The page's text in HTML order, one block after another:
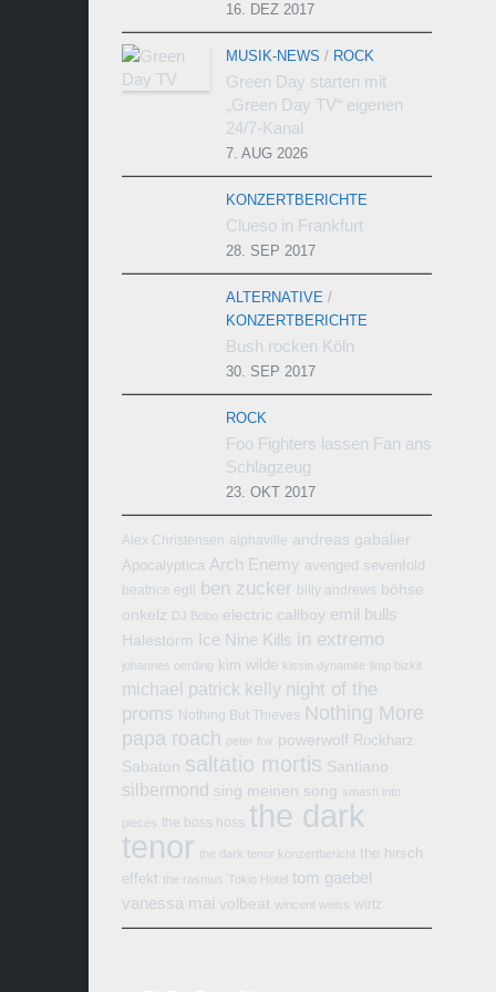
16. DEZ 2017
MUSIK-NEWS / ROCK
Green Day starten mit
„Green Day TV“ eigenen
24/7-Kanal
7. AUG 2026
KONZERTBERICHTE
Clueso in Frankfurt
28. SEP 2017
ALTERNATIVE /
KONZERTBERICHTE
Bush rocken Köln
30. SEP 2017
ROCK
Foo Fighters lassen Fan ans
Schlagzeug
23. OKT 2017
Alex Christensen alphaville andreas gabalier
Apocalyptica Arch Enemy avenged sevenfold
beatrice egli ben zucker billy andrews böhse
onkelz DJ Bobo electric callboy emil bulls
Halestorm Ice Nine Kills in extremo
johannes oerding kim wilde kissin dynamite limp bizkit
michael patrick kelly night of the
proms Nothing But Thieves Nothing More
papa roach peter fox powerwolf Rockharz
Sabaton saltatio mortis Santiano
silbermond sing meinen song smash into
pieces the boss hoss the dark
tenor the dark tenor konzertbericht the hirsch
effekt the rasmus Tokio Hotel tom gaebel
vanessa mai volbeat wincent weiss wirtz